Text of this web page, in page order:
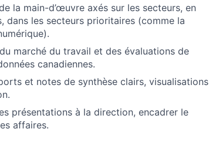
la main-d’œuvre axés sur les secteurs, en
dans les secteurs prioritaires (comme la
marché du travail et des évaluations de
canadiennes.
et notes de synthèse clairs, visualisations
présentations à la direction, encadrer le
affaires.